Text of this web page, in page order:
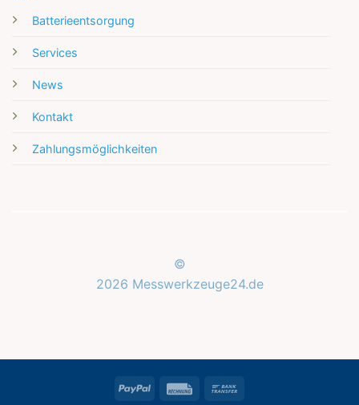
Batterieentsorgung
Services
News
Kontakt
Zahlungsmöglichkeiten
©
2026 Messwerkzeuge24.de
PayPal Rechung